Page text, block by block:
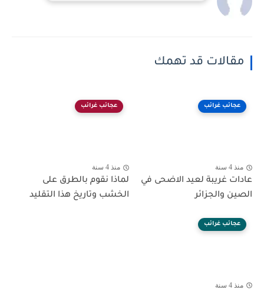
مقالات قد تهمك
عجائب غرائب
منذ 4 سنة
عادات غريبة لعيد الاضحى في
الصين والجزائر
عجائب غرائب
منذ 4 سنة
لماذا نقوم بالطرق على
الخشب وتاريخ هذا التقليد
عجائب غرائب
منذ 4 سنة